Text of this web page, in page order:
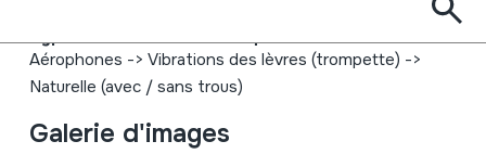
Tibor Koblicek. Turicky 15. 98522 Cinobana. Slovensko.
Type d'instrument de musique
Aérophones -> Vibrations des lèvres (trompette) ->
Naturelle (avec / sans trous)
Galerie d'images